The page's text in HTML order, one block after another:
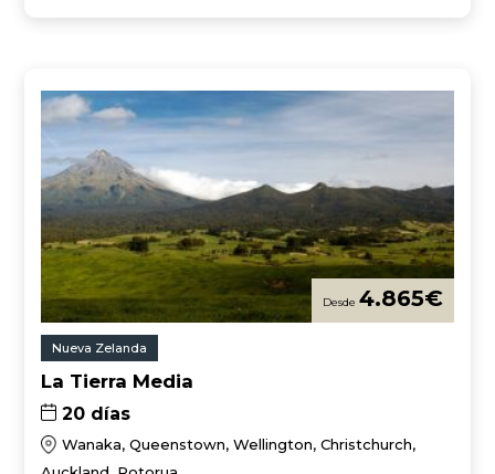
4.865€
Nueva Zelanda
La Tierra Media
20 días
Wanaka, Queenstown, Wellington, Christchurch,